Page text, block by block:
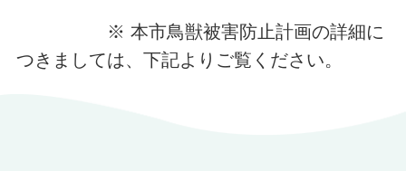
※ 本市鳥獣被害防止計画の詳細に
つきましては、下記よりご覧ください。